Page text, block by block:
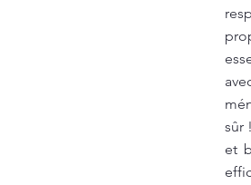
sûr
et